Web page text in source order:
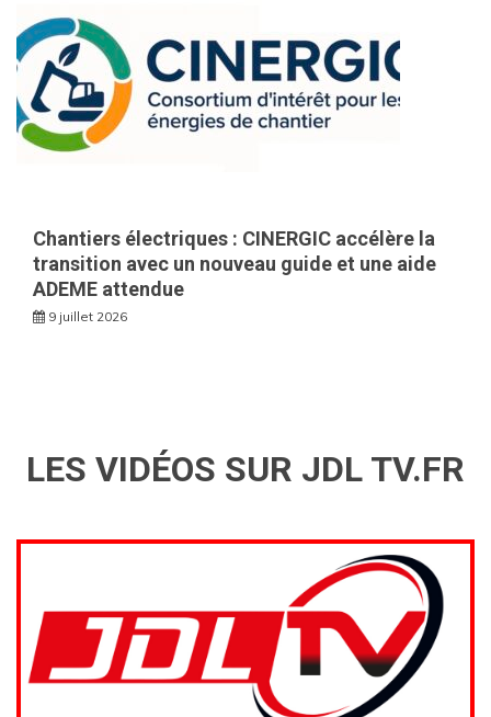
Chantiers électriques : CINERGIC accélère la
transition avec un nouveau guide et une aide
ADEME attendue
9 juillet 2026
LES VIDÉOS SUR JDL TV.FR